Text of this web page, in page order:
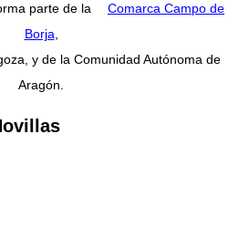
parte de la
Comarca Campo de
Borja,
y de la Comunidad Autónoma de
Aragón.